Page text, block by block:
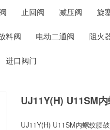
止回阀 减压阀 旋
料阀 电动二通阀 阻火
进口阀门
UJ11Y(H) U11SM
UJ11Y(H) U11SM内螺纹腰